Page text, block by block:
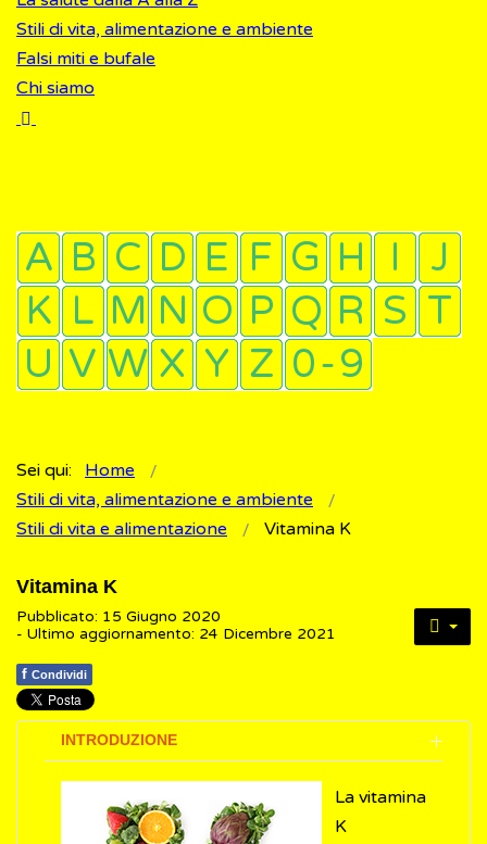
Stili di vita, alimentazione e ambiente
Falsi miti e bufale
Chi siamo
Sei qui:
Home
Stili di vita, alimentazione e ambiente
Stili di vita e alimentazione
Vitamina K
Vitamina K
Pubblicato: 15 Giugno 2020
- Ultimo aggiornamento: 24 Dicembre 2021
f Condividi
INTRODUZIONE
La vitamina
K